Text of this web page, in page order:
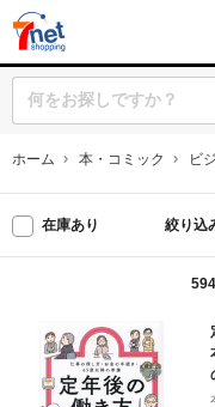
ホーム 本・コミック ビ
在庫あり 絞り込
594